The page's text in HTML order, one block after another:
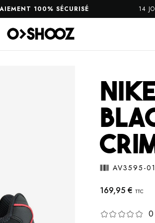
100% SÉCURISÉ 14
AV3595-
169,95 €TTC
0